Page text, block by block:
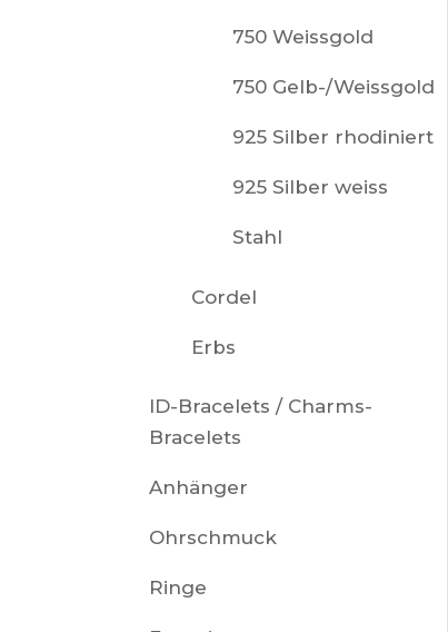
750 Weissgold
750 Gelb-/Weissgold
925 Silber rhodiniert
925 Silber weiss
Stahl
Cordel
Erbs
ID-Bracelets / Charms-
Bracelets
Anhänger
Ohrschmuck
Ringe